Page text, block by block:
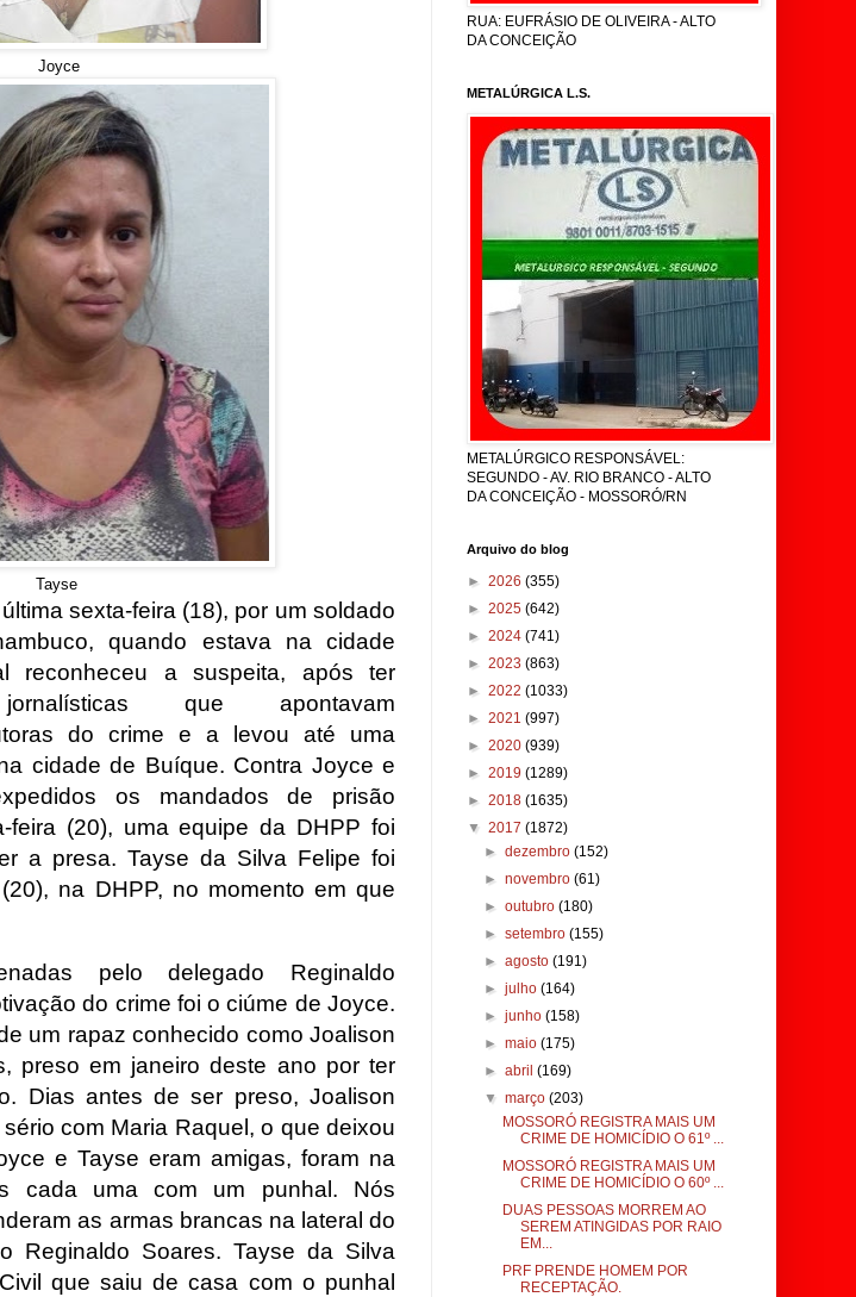
Joyce
Tayse
sexta-feira (18), por um soldado
quando estava na cidade
reconheceu a suspeita, após ter
que apontavam
do crime e a levou até uma
cidade de Buíque. Contra Joyce e
os mandados de prisão
feira (20), uma equipe da DHPP foi
a presa. Tayse da Silva Felipe foi
na DHPP, no momento em que
pelo delegado Reginaldo
do crime foi o ciúme de Joyce.
um rapaz conhecido como Joalison
preso em janeiro deste ano por ter
Dias antes de ser preso, Joalison
com Maria Raquel, o que deixou
e Tayse eram amigas, foram na
cada uma com um punhal. Nós
as armas brancas na lateral do
Reginaldo Soares. Tayse da Silva
que saiu de casa com o punhal
RUA: EUFRÁSIO DE OLIVEIRA - ALTO
DA CONCEIÇÃO
METALÚRGICA L.S.
METALÚRGICO RESPONSÁVEL:
SEGUNDO - AV. RIO BRANCO - ALTO
DA CONCEIÇÃO - MOSSORÓ/RN
Arquivo do blog
► 2026 (355)
► 2025 (642)
► 2024 (741)
► 2023 (863)
► 2022 (1033)
► 2021 (997)
► 2020 (939)
► 2019 (1289)
► 2018 (1635)
▼ 2017 (1872)
►dezembro(152)
►novembro(61)
►outubro(180)
►setembro(155)
►agosto(191)
►julho(164)
►junho(158)
►maio(175)
►abril(169)
▼março(203)
MOSSORÓ REGISTRA MAIS UM
CRIME DE HOMICÍDIO O 61º ...
MOSSORÓ REGISTRA MAIS UM
CRIME DE HOMICÍDIO O 60º ...
DUAS PESSOAS MORREM AO
SEREM ATINGIDAS POR RAIO
EM...
PRF PRENDE HOMEM POR
RECEPTAÇÃO.